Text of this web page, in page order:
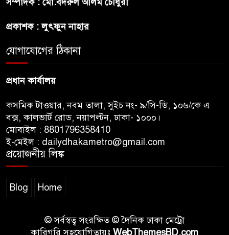
বাংলাদেশে বিনিয়োগ ও দক্ষ শ্রমিক
প্রকাশক : লুৎফুন নাহার
যোগাযোগের ঠিকানা
প্রধান কার্যালয়
কসমিক টাওয়ার, নবম তালা, সুইচ নং- ৯/সি-ডি, ১০৬/কে এ
বক্স, কালভার্ট রোড, নয়াপল্টন, ঢাকা- ১০০০।
মোবাইল : 8801796358410
ই-মেইল : dailydhakametro@gmail.com
প্রয়োজনীয় লিঙ্ক
Blog Home
© সর্বস্বত্ব সংরক্ষিত © দৈনিক ঢাকা মেট্রো
কারিগরি সহযোগিতায়ঃ WebThemesBD.com